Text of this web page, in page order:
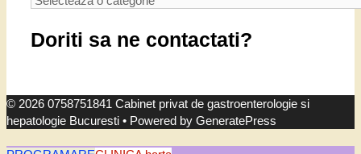
Doriti sa ne contactati?
© 2026 0758751841 Cabinet privat de gastroenterologie si
hepatologie Bucuresti • Powered by GeneratePress